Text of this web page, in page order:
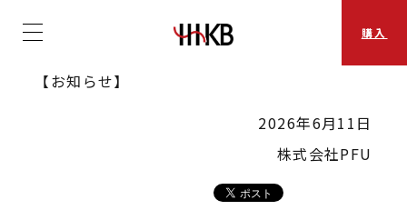
購入
【お知らせ】
2026年6月11日
株式会社PFU